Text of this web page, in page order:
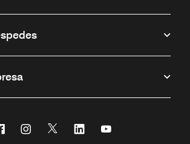
Facebook
una ventana nueva
Instagram
Abre una ventana nueva
Twitter
Abre una ventana nueva
Linkedin
Abre una ventana nueva
Abre una ventana